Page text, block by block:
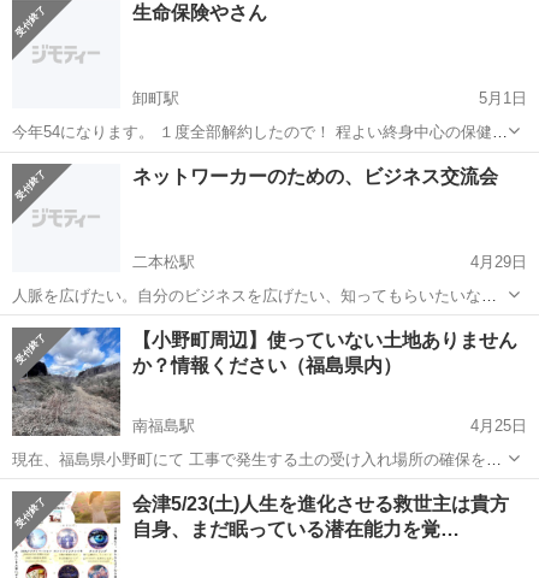
生命保険やさん
卸町駅
5月1日
今年54になります。 １度全部解約したので！ 程よい終身中心の保健を
さがしてて！ あまり種類ありすぎて！ 外交員さん.アドバイスお願い
します
福島 卸町駅 生命保険
ネットワーカーのための、ビジネス交流会
二本松駅
4月29日
人脈を広げたい。自分のビジネスを広げたい、知ってもらいたいな
ど。 業種を問わず、ビジネスチャンスを広げるための集まりです。 互
いにコミュニケ―ションを取ることで、ビジネスチャンスが広がるか
もしれません。 ...
福島 二本松市 二本松駅 その他 ビジネス
【小野町周辺】使っていない土地ありません
か？情報ください（福島県内）
南福島駅
4月25日
現在、福島県小野町にて 工事で発生する土の受け入れ場所の確保を進
めております。 小野町を中心に、 平田村・三春町・郡山市周辺など近
隣エリアで 使っていない土地の情報を広く探しています。 ▼対象とな
る土地 ・畑、田んぼ、山...
福島 福島市 南福島駅 その他 買取
会津5/23(土)人生を進化させる救世主は貴方
自身、まだ眠っている潜在能力を覚…